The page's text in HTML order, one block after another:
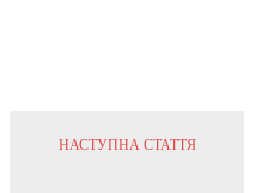
НАСТУПНА СТАТТЯ